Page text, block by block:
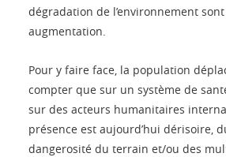
dégradation de l’environnement
augmentation.
Pour y faire face, la population
compter que sur un système de
sur des acteurs humanitaires
présence est aujourd’hui dérisoire,
dangerosité du terrain et/ou des